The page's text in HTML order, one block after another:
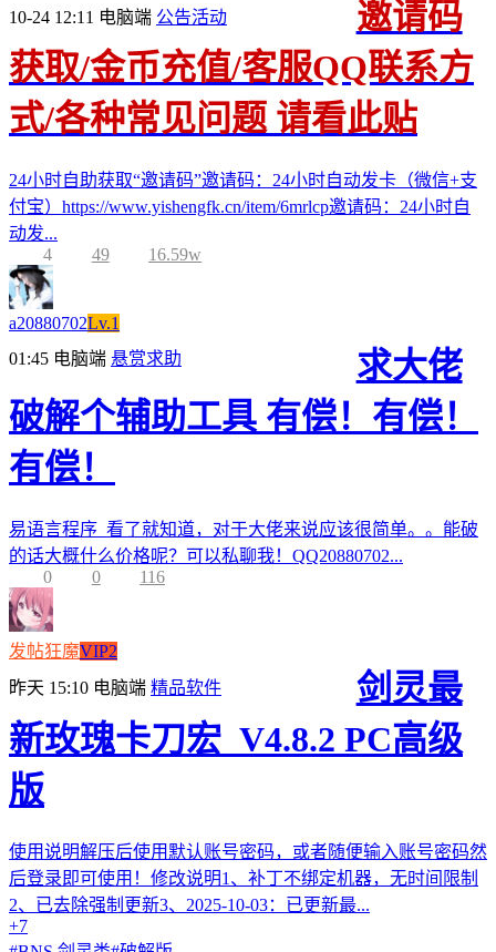
10-24 12:11 电脑端 公告活动
邀请码
获取/金币充值/客服QQ联系方
式/各种常见问题 请看此贴
24小时自助获取“邀请码”邀请码：24小时自动发卡（微信+支
付宝）https://www.yishengfk.cn/item/6mrlcp邀请码：24小时自
动发...
4
49 16.59w
a20880702Lv.1
01:45 电脑端 悬赏求助
求大佬
破解个辅助工具 有偿！有偿！
有偿！
易语言程序 看了就知道，对于大佬来说应该很简单。。能破
的话大概什么价格呢？可以私聊我！QQ20880702...
0
0 116
发帖狂魔VIP2
昨天 15:10 电脑端 精品软件
剑灵最
新玫瑰卡刀宏_V4.8.2 PC高级
版
使用说明解压后使用默认账号密码，或者随便输入账号密码然
后登录即可使用！修改说明1、补丁不绑定机器，无时间限制
2、已去除强制更新3、2025-10-03：已更新最...
+7